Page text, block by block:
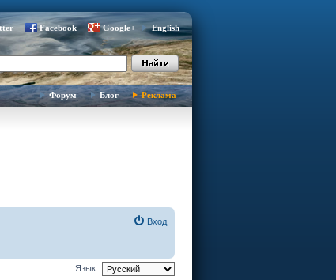
Facebook Google+ English
Форум Блог Реклама
Вход
Язык: